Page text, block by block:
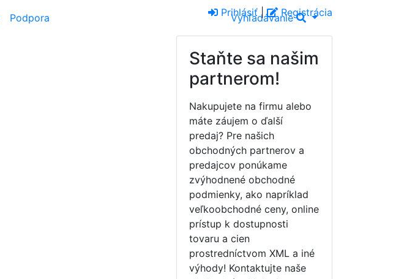
Prihlásiť | Registrácia
Podpora Vyhľadávanie
Staňte sa našim
partnerom!
Nakupujete na firmu alebo
máte záujem o ďalší
predaj? Pre našich
obchodných partnerov a
predajcov ponúkame
zvýhodnené obchodné
podmienky, ako napríklad
veľkoobchodné ceny, online
prístup k dostupnosti
tovaru a cien
prostredníctvom XML a iné
výhody! Kontaktujte naše